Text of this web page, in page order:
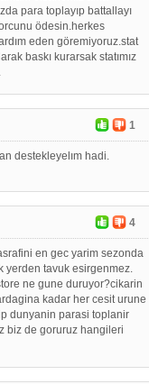
para toplayıp battallayı
ödesin.herkes
eden göremiyoruz.stat
baskı kurarsak statımız
1
destekleyelım hadi.
4
en gec yarim sezonda
tavuk esirgenmez.
ne gune duruyor?cikarin
kadar her cesit urune
dunyanin parasi toplanir
biz de goruruz hangileri